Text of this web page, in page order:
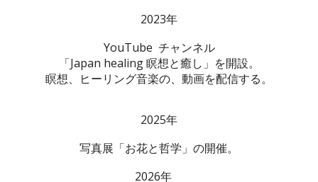
2023年
YouTube チャンネル
「Japan healing 瞑想と癒し」を開設。
瞑想、ヒーリング音楽の、動画を配信する。
2025年
写真展「お花と哲学」の開催。
2026年